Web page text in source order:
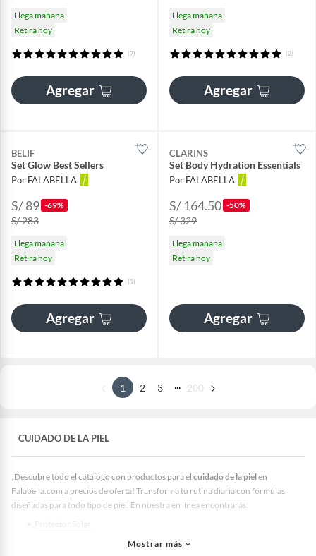
Llega mañana
Retira hoy
(7)
Agregar
Llega mañana
Retira hoy
(2)
Agregar
BELIF
Set Glow Best Sellers
Por FALABELLA
S/ 89 -69%
S/ 283
Llega mañana
Retira hoy
(1)
Agregar
CLARINS
Set Body Hydration Essentials
Por FALABELLA
S/ 164.50 -50%
S/ 329
Llega mañana
Retira hoy
Agregar
1 2 3 200
CUIDADO DE LA PIEL
¡Descubre todo el catálogo con productos para el cuidado de la pielen
Falabella.com a precios de oferta! Transforma tu rutina diaria con fórmulas
diseñadas para todo tipo de piel. En nuestra en línea encontrarás:
Protector Solar
Mostrar más